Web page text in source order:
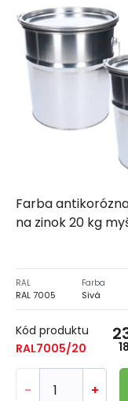
Farba
na zinok 20 kg
RAL
RAL 7005
Farba
Sivá
Kód produktu
RAL7005/20
- +